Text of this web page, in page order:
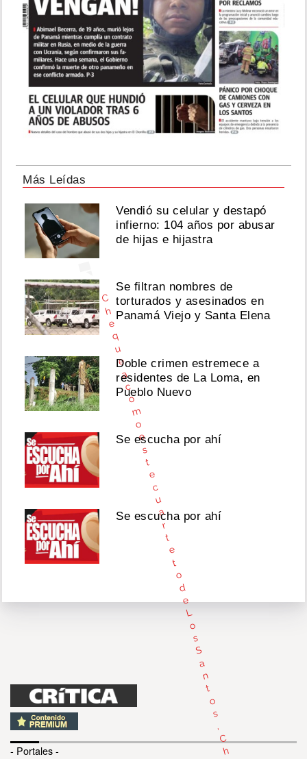
Agosto
06,
2026
Ver
en
Instagram
C
h
e
q
u
e
a
c
o
m
o
e
s
t
e
c
u
a
r
t
e
t
o
d
e
L
o
s
S
a
n
t
o
s
,
C
h
Más Leídas
Vendió su celular y destapó
infierno: 104 años por abusar
de hijas e hijastra
Se filtran nombres de
torturados y asesinados en
Panamá Viejo y Santa Elena
Doble crimen estremece a
residentes de La Loma, en
Pueblo Nuevo
Se escucha por ahí
Se escucha por ahí
- Portales -